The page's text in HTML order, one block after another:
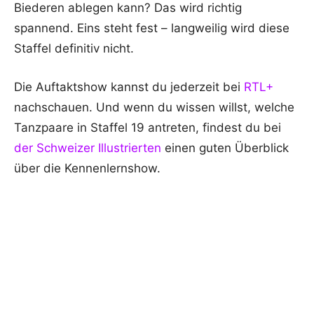
Biederen ablegen kann? Das wird richtig
spannend. Eins steht fest – langweilig wird diese
Staffel definitiv nicht.
Die Auftaktshow kannst du jederzeit bei RTL+
nachschauen. Und wenn du wissen willst, welche
Tanzpaare in Staffel 19 antreten, findest du bei
der Schweizer Illustrierten einen guten Überblick
über die Kennenlernshow.